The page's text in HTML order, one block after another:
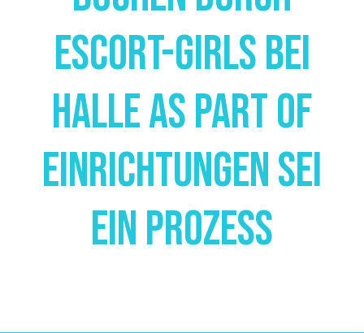
Escort-Girls Bei
Halle As Part Of
Einrichtungen Sei
Ein Prozess